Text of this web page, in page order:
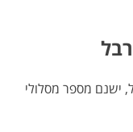
ישנם מספר מסלולי